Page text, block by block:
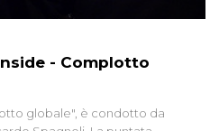
- Complotto
globale", è condotto da